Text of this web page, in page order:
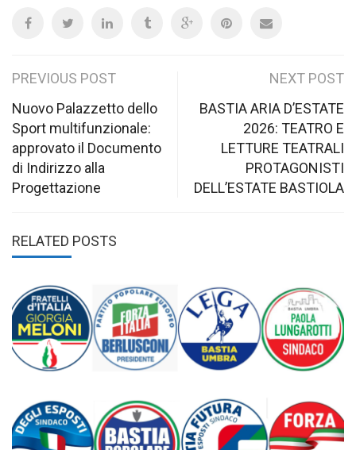
Post
navigation
PREVIOUS POST
Nuovo Palazzetto dello
Sport multifunzionale:
approvato il Documento
di Indirizzo alla
Progettazione
NEXT POST
BASTIA ARIA D’ESTATE
2026: TEATRO E
LETTURE TEATRALI
PROTAGONISTI
DELL’ESTATE BASTIOLA
RELATED POSTS